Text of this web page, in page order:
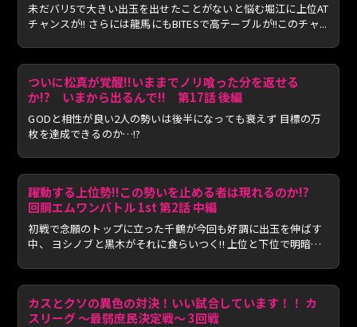
未だバリ5で大きい出玉を出せたことがないと悩む堀江に上位AT
チャンスが!! さらには龍馬にもBITESで高テーブルが!!このチャ...
ついに松真が覚醒!!いままでノリ喰った分を返せる
か!? いまから出るんで!! 第17話 後編
GODと相性が良い2人の勢いは後半になっても衰えず 目標の万
枚を達成できるのか…!?
躍動する上位勢!!この勢いを止める者は現れるのか!?
回胴エムワンバトル 1st 第2話 中編
初戦で念願のトップに立った千鶴が今回も好調に出玉を伸ばす
中、 ヨシノブと黒木がそれに食らいつく!! 上位と下位で明暗
カスとクソの異色の対決！いい試合しています！！ カ
スリーグ 〜最弱庶民決定戦〜 3回戦